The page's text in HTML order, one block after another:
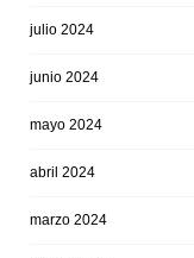
julio 2024
junio 2024
mayo 2024
abril 2024
marzo 2024